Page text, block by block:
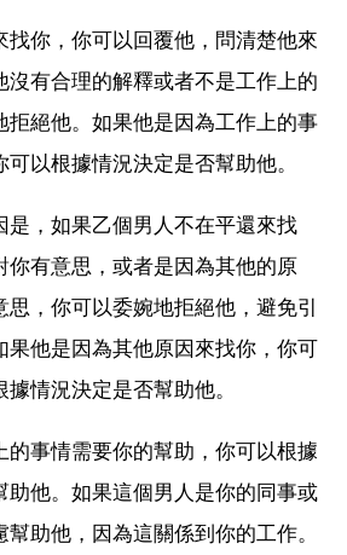
找你，你可以回覆他，問清楚他來
沒有合理的解釋或者不是工作上的
拒絕他。如果他是因為工作上的事
以根據情況決定是否幫助他。
是，如果乙個男人不在平還來找
你有意思，或者是因為其他的原
思，你可以委婉地拒絕他，避免引
果他是因為其他原因來找你，你可
情況決定是否幫助他。
的事情需要你的幫助，你可以根據
助他。如果這個男人是你的同事或
助他，因為這關係到你的工作。